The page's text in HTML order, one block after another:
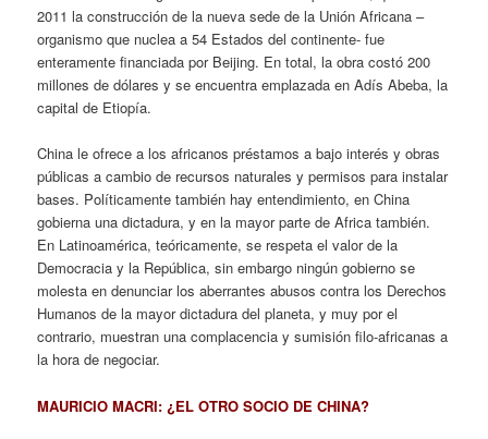
2011 la construcción de la nueva sede de la Unión Africana –
organismo que nuclea a 54 Estados del continente- fue
enteramente financiada por Beijing. En total, la obra costó 200
millones de dólares y se encuentra emplazada en Adís Abeba, la
capital de Etiopía.
China le ofrece a los africanos préstamos a bajo interés y obras
públicas a cambio de recursos naturales y permisos para instalar
bases. Políticamente también hay entendimiento, en China
gobierna una dictadura, y en la mayor parte de Africa también.
En Latinoamérica, teóricamente, se respeta el valor de la
Democracia y la República, sin embargo ningún gobierno se
molesta en denunciar los aberrantes abusos contra los Derechos
Humanos de la mayor dictadura del planeta, y muy por el
contrario, muestran una complacencia y sumisión filo-africanas a
la hora de negociar.
MAURICIO MACRI: ¿EL OTRO SOCIO DE CHINA?